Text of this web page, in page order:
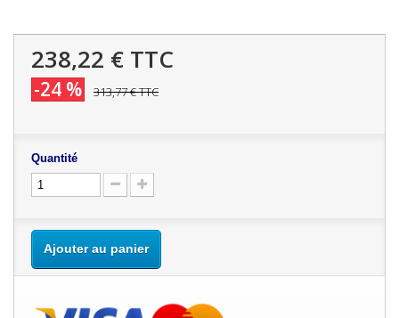
238,22 € TTC
-24 % 313,77 €TTC
Quantité
Ajouter au panier